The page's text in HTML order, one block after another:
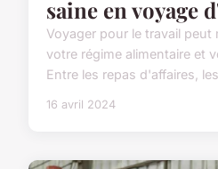
saine en voyage
Voyager pour le travail peut
votre régime alimentaire et
Entre les repas d'affaires,
16 avril 2024